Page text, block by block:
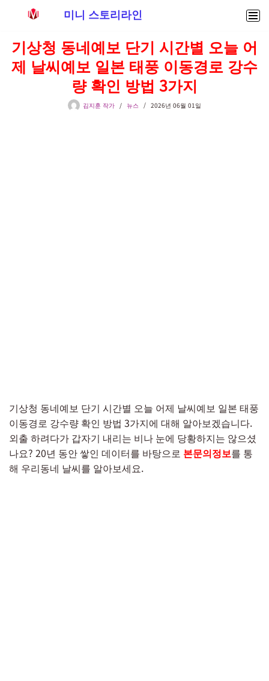
텐
츠
미니 스토리라인
기상청 동네예보 단기 시간별 오늘 어
제 날씨예보 일본 태풍 이동경로 강수
량 확인 방법 3가지
김지훈 작가 뉴스 2026년 06월 01일
기상청 동네예보 단기 시간별 오늘 어제 날씨예보 일본 태풍
이동경로 강수량 확인 방법 3가지에 대해 알아보겠습니다.
외출 하려다가 갑자기 내리는 비나 눈에 당황하지는 않으셨
나요? 20년 동안 쌓인 데이터를 바탕으로 본문의정보를 통
해 우리동네 날씨를 알아보세요.